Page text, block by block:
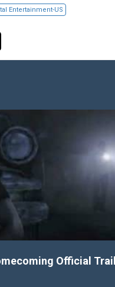
Entertainment-US
Official